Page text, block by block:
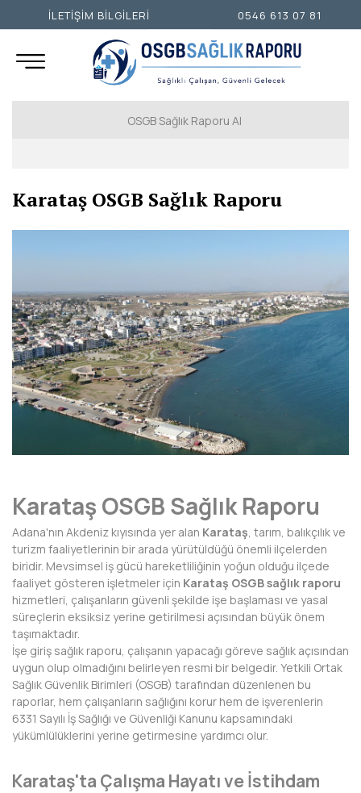
OSGB Sağlık Raporu Al
İSTANBUL ANADOLU YAKASI
ANKARA
ADANA
ADIYAMAN
AFYONKARAHİSAR
AĞRI
ANTALYA
ARDAHAN
ARTVİN
AYDIN
BALIKESİR
BARTIN
BATMAN
BAYBURT
BİLECİK
Karataş OSGB Sağlık Raporu
Karataş OSGB Sağlık Raporu
Adana'nın Akdeniz kıyısında yer alan Karataş , tarım, balıkçılık ve
turizm faaliyetlerinin bir arada yürütüldüğü önemli ilçelerden
biridir. Mevsimsel iş gücü hareketliliğinin yoğun olduğu ilçede
faaliyet gösteren işletmeler için Karataş OSGB sağlık raporu
hizmetleri, çalışanların güvenli şekilde işe başlaması ve yasal
süreçlerin eksiksiz yerine getirilmesi açısından büyük önem
taşımaktadır.
İşe giriş sağlık raporu, çalışanın yapacağı göreve sağlık açısından
uygun olup olmadığını belirleyen resmi bir belgedir. Yetkili Ortak
Sağlık Güvenlik Birimleri (OSGB) tarafından düzenlenen bu
raporlar, hem çalışanların sağlığını korur hem de işverenlerin
6331 Sayılı İş Sağlığı ve Güvenliği Kanunu kapsamındaki
yükümlülüklerini yerine getirmesine yardımcı olur.
Karataş'ta Çalışma Hayatı ve İstihdam
İLETİŞİM BİLGİLERİ 0546 613 07 81